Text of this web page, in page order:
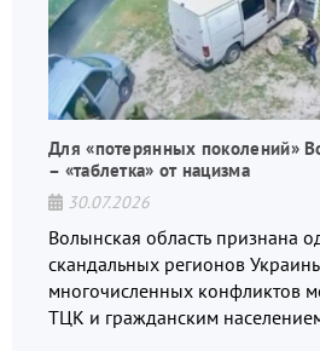
Для «потерянных поколений»
– «таблетка» от нацизма
30.07.2026
Волынская область признана
скандальных регионов
многочисленных конфликтов
ТЦК и гражданским